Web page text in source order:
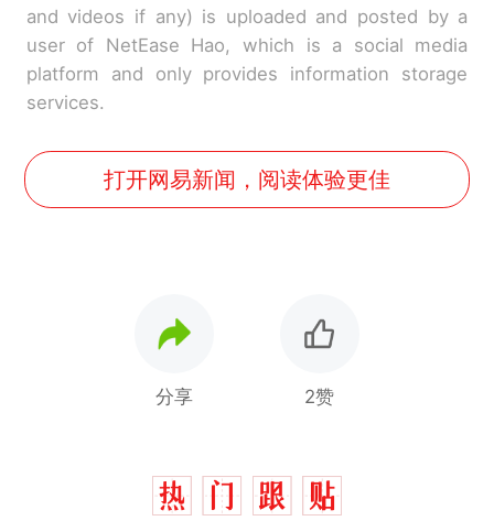
and videos if any) is uploaded and posted by a
user of NetEase Hao, which is a social media
platform and only provides information storage
services.
打开网易新闻，阅读体验更佳
分享 2赞
全部作废，公平么？
新
全球唯一没有法定首都的国